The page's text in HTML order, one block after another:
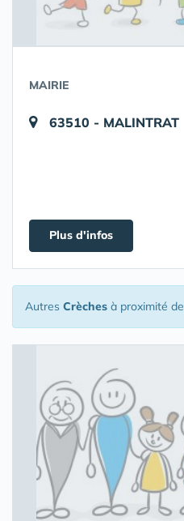
MAIRIE
63510 - MALINTRAT
Plus d'infos
Autres Crèches à proximité de